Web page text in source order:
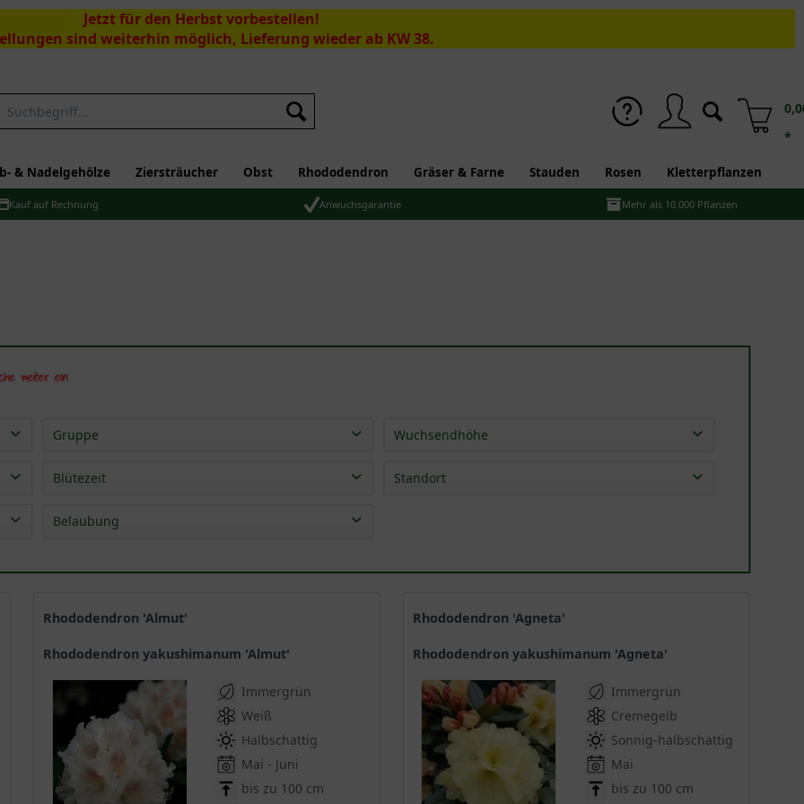
Jetzt für den Herbst vorbestellen!
sind weiterhin möglich, Lieferung wieder ab KW 38.
Suchen
*
& Nadelgehölze Ziersträucher Obst Rhododendron Gräser & Farne Stauden Rosen Kletterpflanzen
Kauf auf Rechnung Anwuchsgarantie Mehr als 10.000 Pflanzen
Gruppe
Rhododendron Yakushimanum
Wuchsendhöhe
0,40 - 0,80 m
Blütezeit
Apr(2)
Okt(1)
Standort
Belaubung
Rhododendron 'Agneta'
Rhododendron yakushimanum 'Agneta'
Immergrün
Cremegelb
Sonnig-halbschattig
Mai
bis zu 100 cm
Rhododendron 'Almut'
Rhododendron yakushimanum 'Almut'
Immergrün
Weiß
Halbschattig
Mai - Juni
bis zu 100 cm